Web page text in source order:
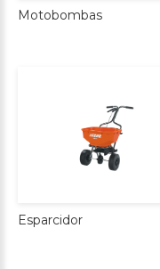
Motobombas
Esparcidor